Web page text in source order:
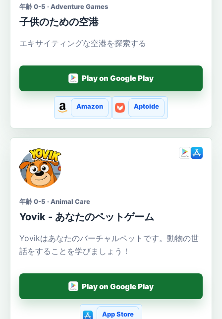
年齢 0-5 · Adventure Games
子供のための空港
エキサイティングな空港を探索する
Play on Google Play
Amazon Aptoide
年齢 0-5 · Animal Care
Yovik - あなたのペットゲーム
Yovikはあなたのバーチャルペットです。動物の世
話をすることを学びましょう！
Play on Google Play
App Store